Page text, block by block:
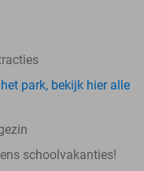
park, bekijk hier alle
schoolvakanties!